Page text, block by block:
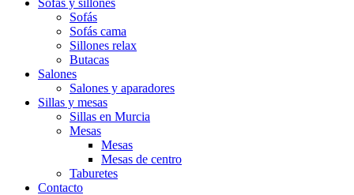
Sofás y sillones
Sofás
Sofás cama
Sillones relax
Butacas
Salones
Salones y aparadores
Sillas y mesas
Sillas en Murcia
Mesas
Mesas
Mesas de centro
Taburetes
Contacto